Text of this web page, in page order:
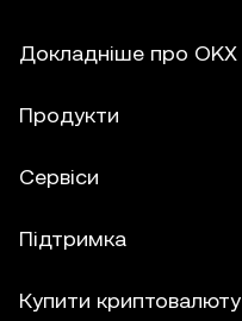
Докладніше про OKX
Продукти
Сервіси
Підтримка
Купити криптовалюту